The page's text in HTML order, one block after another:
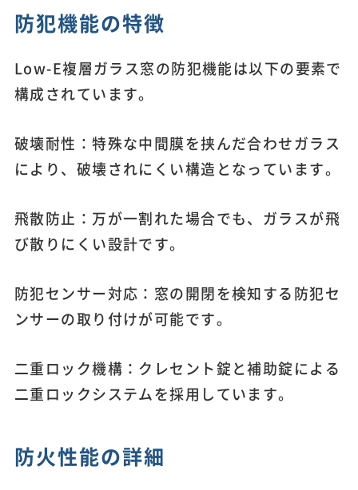
防犯機能の特徴
Low-E複層ガラス窓の防犯機能は以下の要素で
構成されています。
破壊耐性：特殊な中間膜を挟んだ合わせガラス
により、破壊されにくい構造となっています。
飛散防止：万が一割れた場合でも、ガラスが飛
び散りにくい設計です。
防犯センサー対応：窓の開閉を検知する防犯セ
ンサーの取り付けが可能です。
二重ロック機構：クレセント錠と補助錠による
二重ロックシステムを採用しています。
防火性能の詳細